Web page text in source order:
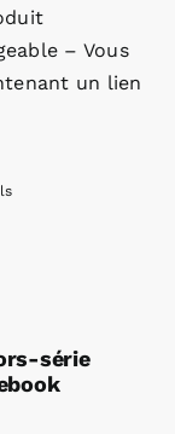
– Vous
un lien
série